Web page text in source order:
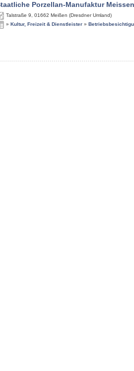
Porzellan-Manufaktur Meissen
Talstraße 9 01662 Meißen (Dresdner Umland)
» Kultur, Freizeit & Dienstleister »